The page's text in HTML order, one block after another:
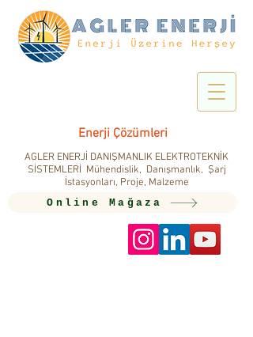
AGLER ENERJİ DANIŞMANLIK ELEKTROTEKNİK
SİSTEMLERİ Mühendislik, Danışmanlık, Şarj
İstasyonları, Proje, Malzeme
Enerji Çözümleri
Online Mağaza